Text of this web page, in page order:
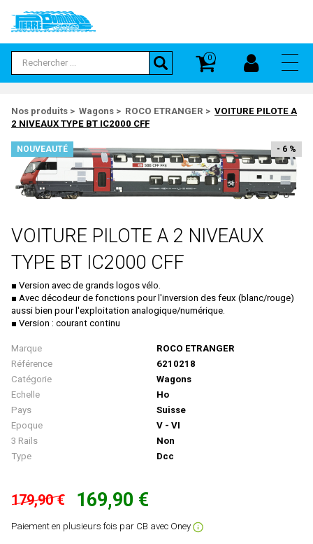
Accessoires Décors
Accessoires Voitures
Autorails
Autos
Bus
Camions
COFFRETS
DIORAMAS
Engins Agricoles/travaux
Locomotives Diesel
Locomotives Electriques
MAQUETTE
ABE
ACCURASCALE
ACE
ACME
ADTRUCKS
AIM
AIRFIX
Albedo
ALBERT MODELL
ALTAYA
AMF 87
AMJL
CATÉGORIES
MARQUES
BOUTTUEN COLLECTION
BRASSLINE
FULGUREX
MODELBEX
TAB - Marque Disparue
Autos
Tous
Autos
Tous
Autos
Tous
100 Dernières Modifications
Autos
Tous
0
Nos produits > Wagons > ROCO ETRANGER > VOITURE PILOTE A
2 NIVEAUX TYPE BT IC2000 CFF
NOUVEAUTÉ
VOITURE PILOTE A 2 NIVEAUX
TYPE BT IC2000 CFF
■ Version avec de grands logos vélo.
■ Avec décodeur de fonctions pour l'inversion des feux (blanc/rouge)
aussi bien pour l'exploitation analogique/numérique.
■ Version : courant continu
Marque
ROCO ETRANGER
Référence
6210218
Catégorie
Wagons
Echelle
Ho
Pays
Suisse
Epoque
V - VI
3 Rails
Non
Type
Dcc
- 6 %
179,90 € 169,90 €
Paiement en plusieurs fois par CB avec Oney